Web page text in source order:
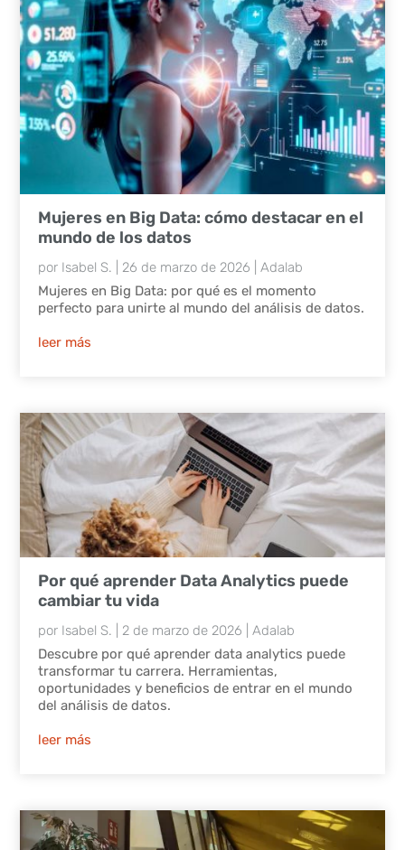
Mujeres en Big Data: cómo destacar en el
mundo de los datos
por Isabel S. 26 de marzo de 2026 |Adalab
Mujeres en Big Data: por qué es el momento
perfecto para unirte al mundo del análisis de datos.
leer más
Por qué aprender Data Analytics puede
cambiar tu vida
por Isabel S. 2 de marzo de 2026 |Adalab
Descubre por qué aprender data analytics puede
transformar tu carrera. Herramientas,
oportunidades y beneficios de entrar en el mundo
del análisis de datos.
leer más